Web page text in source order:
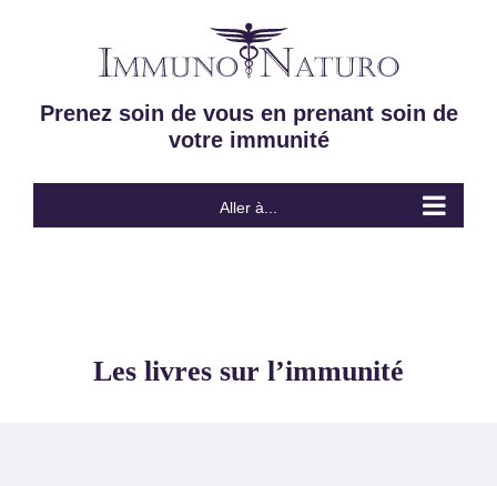
Prenez soin de vous en prenant soin de
votre immunité
Aller à...
Les livres sur l’immunité